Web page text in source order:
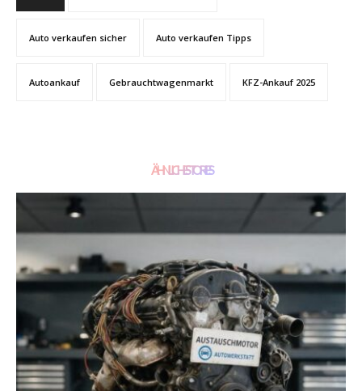
Auto verkaufen sicher Auto verkaufen Tipps
Autoankauf Gebrauchtwagenmarkt KFZ-Ankauf 2025
ÄHNLICHE STORIES